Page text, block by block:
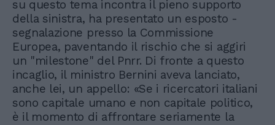
su questo tema incontra il pieno supporto
della sinistra, ha presentato un esposto -
segnalazione presso la Commissione
Europea, paventando il rischio che si aggiri
un "milestone" del Pnrr. Di fronte a questo
incaglio, il ministro Bernini aveva lanciato,
anche lei, un appello: «Se i ricercatori italiani
sono capitale umano e non capitale politico,
è il momento di affrontare seriamente la